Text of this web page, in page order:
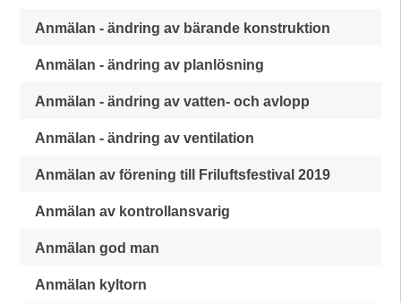
Anmälan - ändring av bärande konstruktion
Anmälan - ändring av planlösning
Anmälan - ändring av vatten- och avlopp
Anmälan - ändring av ventilation
Anmälan av förening till Friluftsfestival 2019
Anmälan av kontrollansvarig
Anmälan god man
Anmälan kyltorn